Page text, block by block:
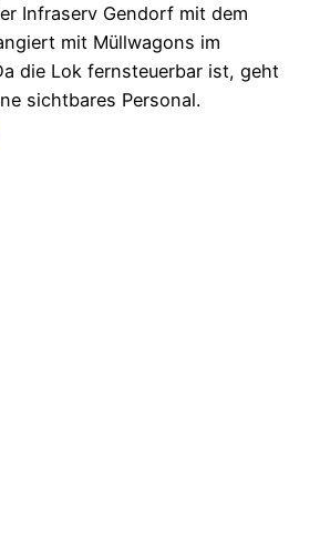
Infraserv Gendorf mit dem
mit Müllwagons im
die Lok fernsteuerbar ist, geht
sichtbares Personal.